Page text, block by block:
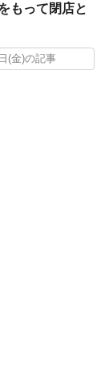
もって閉店と
(金)の記事